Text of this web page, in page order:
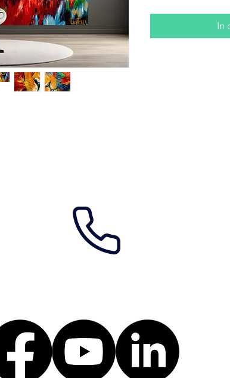
In